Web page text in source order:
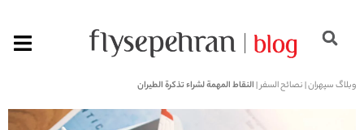
وبلاگ سپهران|نصائح السفر|النقاط المهمة لشراء تذكرة الطيران